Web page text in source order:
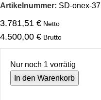
Artikelnummer: SD-onex-37
3.781,51 € Netto
4.500,00 € Brutto
Nur noch 1 vorrätig
In den Warenkorb